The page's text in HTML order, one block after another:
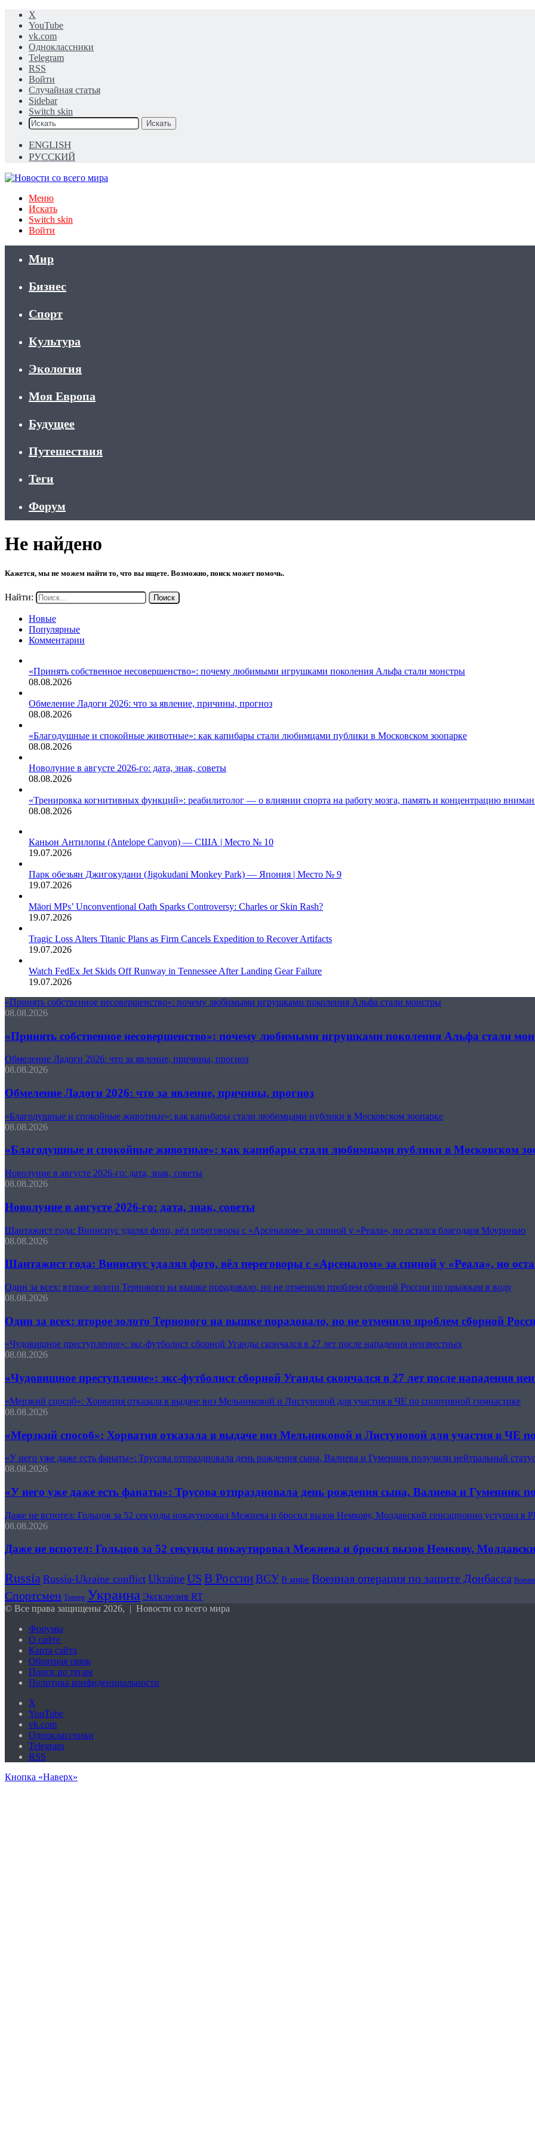
X
YouTube
vk.com
Одноклассники
Telegram
RSS
Войти
Случайная статья
Sidebar
Switch skin
Искать
ENGLISH
РУССКИЙ
Меню
Искать
Switch skin
Войти
Мир
Бизнес
Спорт
Культура
Экология
Моя Европа
Будущее
Путешествия
Теги
Форум
Не найдено
Кажется, мы не можем найти то, что вы ищете. Возможно, поиск может помочь.
Найти:
Новые
Популярные
Комментарии
«Принять собственное несовершенство»: почему любимыми игрушками поколения Альфа стали монстры
08.08.2026
Обмеление Ладоги 2026: что за явление, причины, прогноз
08.08.2026
«Благодушные и спокойные животные»: как капибары стали любимцами публики в Московском зоопарке
08.08.2026
Новолуние в августе 2026-го: дата, знак, советы
08.08.2026
«Тренировка когнитивных функций»: реабилитолог — о влиянии спорта на работу мозга, память и концентрацию
08.08.2026
Каньон Антилопы (Antelope Canyon) — США | Место № 10
19.07.2026
Парк обезьян Джигокудани (Jigokudani Monkey Park) — Япония | Место № 9
19.07.2026
Māori MPs’ Unconventional Oath Sparks Controversy: Charles or Skin Rash?
19.07.2026
Tragic Loss Alters Titanic Plans as Firm Cancels Expedition to Recover Artifacts
19.07.2026
Watch FedEx Jet Skids Off Runway in Tennessee After Landing Gear Failure
19.07.2026
«Принять собственное несовершенство»: почему любимыми игрушками поколения Альфа стали монстры
08.08.2026
«Принять собственное несовершенство»: почему любимыми игрушками поколения Альфа стали
Обмеление Ладоги 2026: что за явление, причины, прогноз
08.08.2026
Обмеление Ладоги 2026: что за явление, причины, прогноз
«Благодушные и спокойные животные»: как капибары стали любимцами публики в Московском зоопарке
08.08.2026
«Благодушные и спокойные животные»: как капибары стали любимцами публики в Московском
Новолуние в августе 2026-го: дата, знак, советы
08.08.2026
Новолуние в августе 2026-го: дата, знак, советы
Шантажист года: Винисиус удалял фото, вёл переговоры с «Арсеналом» за спиной у «Реала», но остался благодаря Моуринью
08.08.2026
Шантажист года: Винисиус удалял фото, вёл переговоры с «Арсеналом» за спиной у «Реала», но
Один за всех: второе золото Тернового на вышке порадовало, но не отменило проблем сборной России по прыжкам в воду
08.08.2026
Один за всех: второе золото Тернового на вышке порадовало, но не отменило проблем сборной
«Чудовищное преступление»: экс-футболист сборной Уганды скончался в 27 лет после нападения неизвестных
08.08.2026
«Чудовищное преступление»: экс-футболист сборной Уганды скончался в 27 лет после нападения
«Мерзкий способ»: Хорватия отказала в выдаче виз Мельниковой и Листуновой для участия в ЧЕ по спортивной гимнастике
08.08.2026
«Мерзкий способ»: Хорватия отказала в выдаче виз Мельниковой и Листуновой для участия в ЧЕ
«У него уже даже есть фанаты»: Трусова отпраздновала день рождения сына, Валиева и Гуменник получили нейтральный
08.08.2026
«У него уже даже есть фанаты»: Трусова отпраздновала день рождения сына, Валиева и Гуменник
Даже не вспотел: Гольцов за 52 секунды нокаутировал Межиева и бросил вызов Немкову, Молдавский сенсационно уступил в
08.08.2026
Даже не вспотел: Гольцов за 52 секунды нокаутировал Межиева и бросил вызов Немкову,
Russia Russia-Ukraine conflict UkraineUS В РоссииВСУ В мире Военная операция по защите Донбасса
Спортсмен Тренер Украина Эксклюзив RT
© Все права защищены 2026, | Новости со всего мира
Форумы
О сайте
Карта сайта
Обратная связь
Поиск по тегам
Политика конфиденциальности
X
YouTube
vk.com
Одноклассники
Telegram
RSS
Кнопка «Наверх»